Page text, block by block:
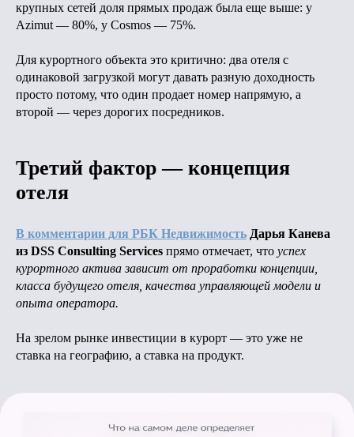
крупных сетей доля прямых продаж была еще выше: у
Azimut — 80%, у Cosmos — 75%.
Для курортного объекта это критично: два отеля с
одинаковой загрузкой могут давать разную доходность
просто потому, что один продает номер напрямую, а
второй — через дорогих посредников.
Третий фактор — концепция
отеля
В комментарии для РБК Недвижимость Дарья Канева
из DSS Consulting Services прямо отмечает, что успех
курортного актива зависит от проработки концепции,
класса будущего отеля, качества управляющей модели и
опыта оператора.
На зрелом рынке инвестиции в курорт — это уже не
ставка на географию, а ставка на продукт.